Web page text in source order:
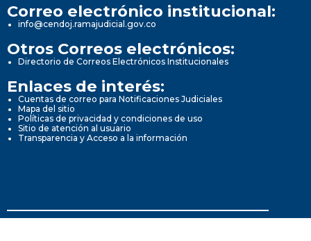
Correo electrónico institucional:
info@cendoj.ramajudicial.gov.co
Otros Correos electrónicos:
Directorio de Correos Electrónicos Institucionales
Enlaces de interés:
Cuentas de correo para Notificaciones Judiciales
Mapa del sitio
Políticas de privacidad y condiciones de uso
Sitio de atención al usuario
Transparencia y Acceso a la información